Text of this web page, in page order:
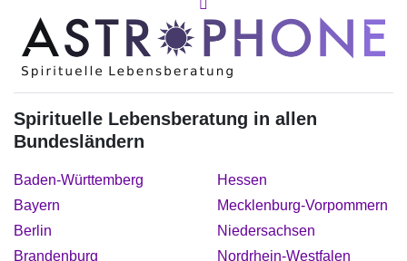
Spirituelle Lebensberatung in allen
Bundesländern
Baden-Württemberg
Bayern
Berlin
Brandenburg
Hessen
Mecklenburg-Vorpommern
Niedersachsen
Nordrhein-Westfalen